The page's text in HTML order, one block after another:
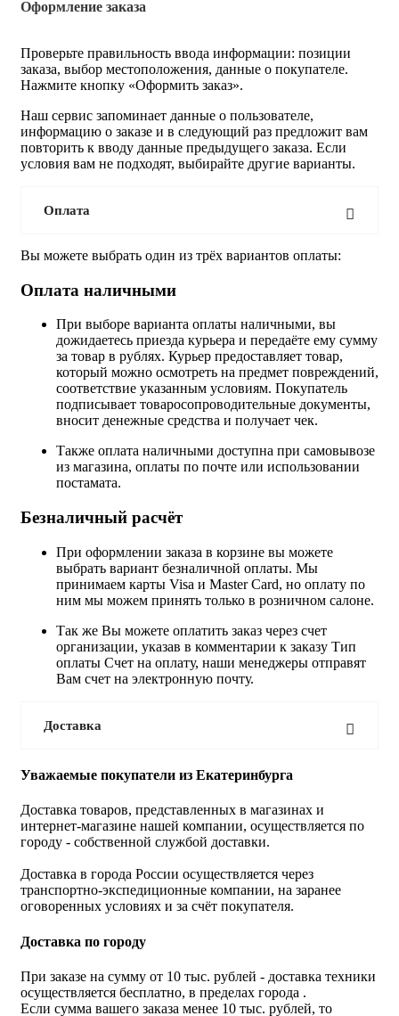
Оформление заказа
Проверьте правильность ввода информации: позиции
заказа, выбор местоположения, данные о покупателе.
Нажмите кнопку «Оформить заказ».
Наш сервис запоминает данные о пользователе,
информацию о заказе и в следующий раз предложит вам
повторить к вводу данные предыдущего заказа. Если
условия вам не подходят, выбирайте другие варианты.
Оплата
Вы можете выбрать один из трёх вариантов оплаты:
Оплата наличными
При выборе варианта оплаты наличными, вы
дожидаетесь приезда курьера и передаёте ему сумму
за товар в рублях. Курьер предоставляет товар,
который можно осмотреть на предмет повреждений,
соответствие указанным условиям. Покупатель
подписывает товаросопроводительные документы,
вносит денежные средства и получает чек.
Также оплата наличными доступна при самовывозе
из магазина, оплаты по почте или использовании
постамата.
Безналичный расчёт
При оформлении заказа в корзине вы можете
выбрать вариант безналичной оплаты. Мы
принимаем карты Visa и Master Card, но оплату по
ним мы можем принять только в розничном салоне.
Так же Вы можете оплатить заказ через счет
организации, указав в комментарии к заказу Тип
оплаты Счет на оплату, наши менеджеры отправят
Вам счет на электронную почту.
Доставка
Уважаемые покупатели из Екатеринбурга
Доставка товаров, представленных в магазинах и
интернет-магазине нашей компании, осуществляется по
городу - собственной службой доставки.
Доставка в города России осуществляется через
транспортно-экспедиционные компании, на заранее
оговоренных условиях и за счёт покупателя.
Доставка по городу
При заказе на сумму от 10 тыс. рублей - доставка техники
осуществляется бесплатно, в пределах города .
Если сумма вашего заказа менее 10 тыс. рублей, то